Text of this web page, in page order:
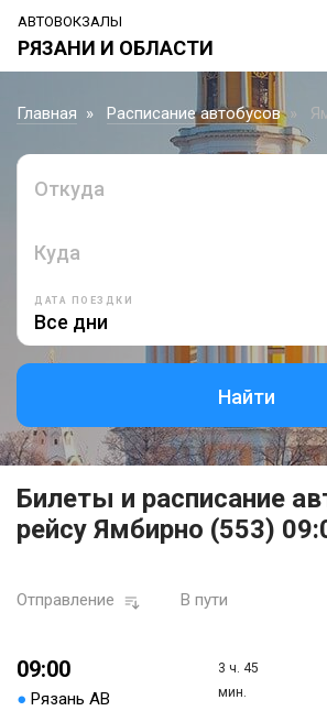
АВТОВОКЗАЛЫ
РЯЗАНИ И ОБЛАСТИ
Главная Расписание автобусов
Откуда
Куда
ДАТА ПОЕЗДКИ
Найти
Билеты и расписание
рейсу Ямбирно (553)
Отправление В пути
09:00
● Рязань АВ
3 ч. 45
мин.